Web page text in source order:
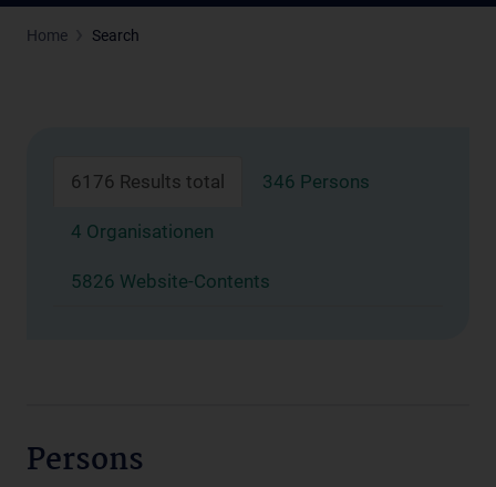
Home Search
6176 Results total 346 Persons
4 Organisationen
5826 Website-Contents
Persons